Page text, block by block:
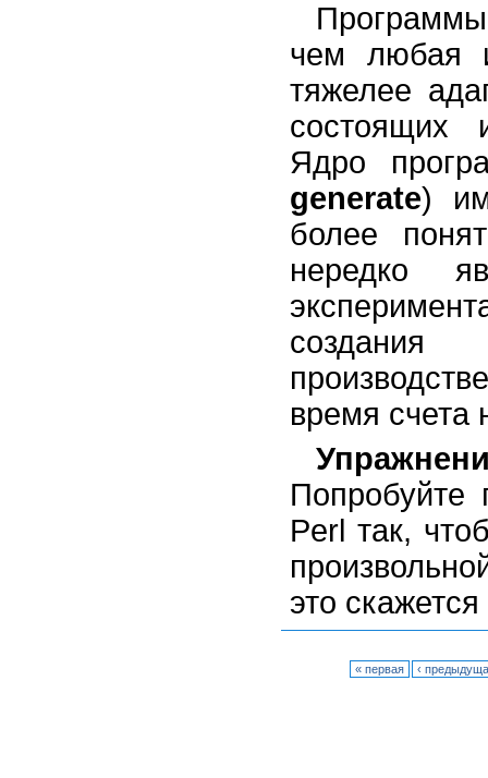
чем любая
тяжелее
состоящих
Ядро
generate)
более
нередко
время счета
Попробуйте
Perl так,
это
« первая ‹